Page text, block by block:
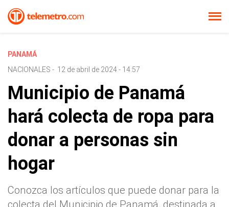
PANAMÁ
NACIONALES - 12 de abril de 2024 - 14:57
Municipio de Panamá
hará colecta de ropa para
donar a personas sin
hogar
Conozca los artículos que puede donar para la
colecta del Municipio de Panamá, destinada a